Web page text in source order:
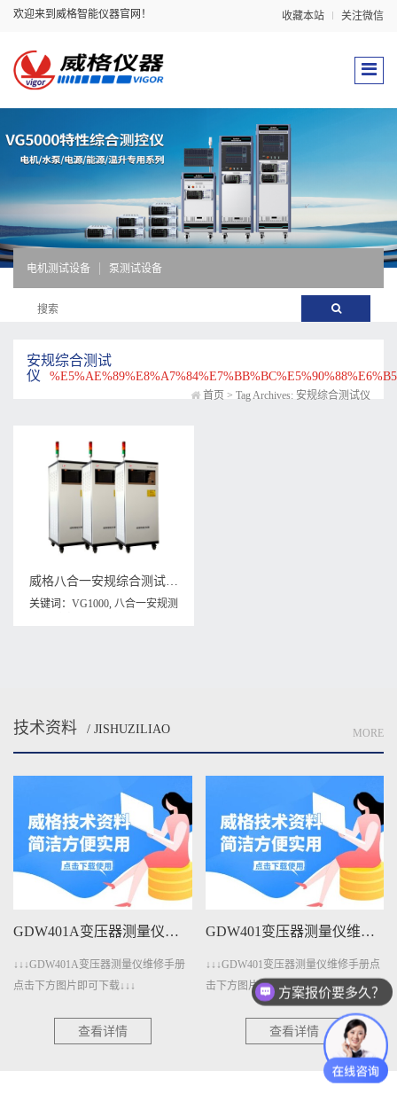
欢迎来到威格智能仪器官网！ 收藏本站 关注微信
电机测试设备 泵测试设备
安规综合测试
仪
首页 > Tag Archives: 安规综合测试仪
威格八合一安规综合测试仪VG1000 厂家直销 品质保障
关键词： VG1000, 八合一安规测
技术资料 / JISHUZILIAO MORE
GDW401A变压器测量仪维修手册下载
↓↓↓GDW401A变压器测量仪维修手册
点击下方图片即可下载↓↓↓
查看详情
GDW401变压器测量仪维修手册下载
↓↓↓GDW401变压器测量仪维修手册点
击下方图片即可下载↓↓↓
查看详情
方案报价要多久？